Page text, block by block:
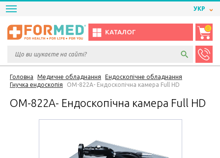
УКР
КАТАЛОГ
0
Головна Медичне обладнання
Ендоскопічне обладнання
Гнучка ендоскопія
OM-822A- Ендоскопічна камера Full HD
OM-822A- Ендоскопічна камера Full HD